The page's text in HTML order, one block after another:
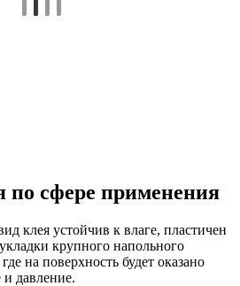
по сфере применения
клея устойчив к влаге, пластичен
крупного напольного
на поверхность будет оказано
и давление.